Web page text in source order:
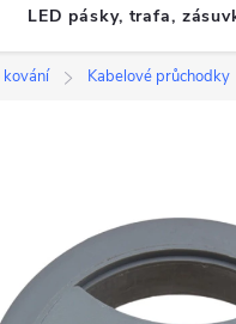
LED pásky, trafa,
Kabelové průchodky